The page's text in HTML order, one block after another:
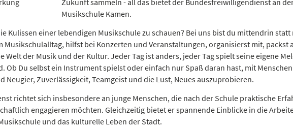
Zukunft sammeln - all das bietet der Bundesfreiwilligendienst an
Musikschule Kamen.
Kulissen einer lebendigen Musikschule zu schauen? Bei uns bist du mittendrin statt
Musikschulalltag, hilfst bei Konzerten und Veranstaltungen, organisierst mit, packst
Welt der Musik und der Kultur. Jeder Tag ist anders, jeder Tag spielt seine eigene
Ob Du selbst ein Instrument spielst oder einfach nur Spaß daran hast, mit
Neugier, Zuverlässigkeit, Teamgeist und die Lust, Neues auszuprobieren.
richtet sich insbesondere an junge Menschen, die nach der Schule praktische
engagieren möchten. Gleichzeitig bietet er spannende Einblicke in die
und das kulturelle Leben der Stadt.